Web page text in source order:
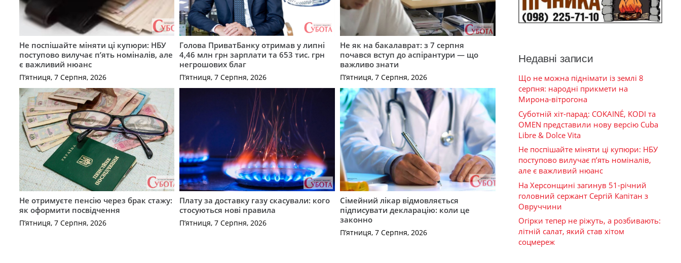
Не поспішайте міняти ці купюри: НБУ
поступово вилучає п’ять номіналів, але
є важливий нюанс
П’ятниця, 7 Серпня, 2026
Голова ПриватБанку отримав у липні
4,46 млн грн зарплати та 653 тис. грн
негрошових благ
П’ятниця, 7 Серпня, 2026
Не як на бакалаврат: з 7 серпня
почався вступ до аспірантури — що
важливо знати
П’ятниця, 7 Серпня, 2026
Не отримуєте пенсію через брак стажу:
як оформити посвідчення
П’ятниця, 7 Серпня, 2026
Плату за доставку газу скасували: кого
стосуються нові правила
П’ятниця, 7 Серпня, 2026
Сімейний лікар відмовляється
підписувати декларацію: коли це
законно
П’ятниця, 7 Серпня, 2026
Недавні записи
Що не можна піднімати із землі 8
серпня: народні прикмети на
Мирона-вітрогона
Суботній хіт-парад: COKAINÉ, KODI та
OMEN представили нову версію Cuba
Libre & Dolce Vita
Не поспішайте міняти ці купюри: НБУ
поступово вилучає п’ять номіналів,
але є важливий нюанс
На Херсонщині загинув 51-річний
головний сержант Сергій Капітан з
Овруччини
Огірки тепер не ріжуть, а розбивають:
літній салат, який став хітом
соцмереж